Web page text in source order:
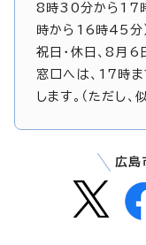
8時30分から17時
時から16時45分
祝日・休日、8月
窓口へは、17時
します。（ただし
広島